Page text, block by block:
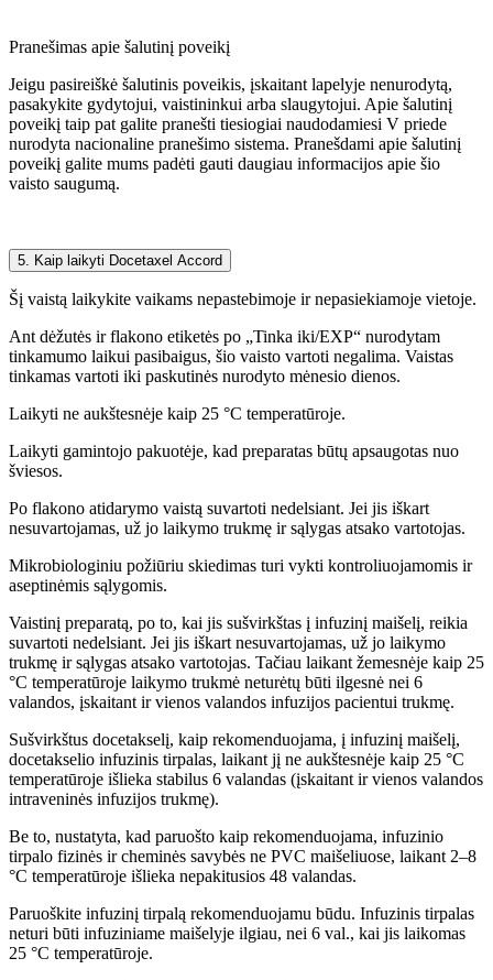
Pranešimas apie šalutinį poveikį
Jeigu pasireiškė šalutinis poveikis, įskaitant lapelyje nenurodytą,
pasakykite gydytojui, vaistininkui arba slaugytojui. Apie šalutinį
poveikį taip pat galite pranešti tiesiogiai naudodamiesi V priede
nurodyta nacionaline pranešimo sistema. Pranešdami apie šalutinį
poveikį galite mums padėti gauti daugiau informacijos apie šio
vaisto saugumą.
5. Kaip laikyti Docetaxel Accord
Šį vaistą laikykite vaikams nepastebimoje ir nepasiekiamoje vietoje.
Ant dėžutės ir flakono etiketės po „Tinka iki/EXP“ nurodytam
tinkamumo laikui pasibaigus, šio vaisto vartoti negalima. Vaistas
tinkamas vartoti iki paskutinės nurodyto mėnesio dienos.
Laikyti ne aukštesnėje kaip 25 °C temperatūroje.
Laikyti gamintojo pakuotėje, kad preparatas būtų apsaugotas nuo
šviesos.
Po flakono atidarymo vaistą suvartoti nedelsiant. Jei jis iškart
nesuvartojamas, už jo laikymo trukmę ir sąlygas atsako vartotojas.
Mikrobiologiniu požiūriu skiedimas turi vykti kontroliuojamomis ir
aseptinėmis sąlygomis.
Vaistinį preparatą, po to, kai jis sušvirkštas į infuzinį maišelį, reikia
suvartoti nedelsiant. Jei jis iškart nesuvartojamas, už jo laikymo
trukmę ir sąlygas atsako vartotojas. Tačiau laikant žemesnėje kaip 25
°C temperatūroje laikymo trukmė neturėtų būti ilgesnė nei 6
valandos, įskaitant ir vienos valandos infuzijos pacientui trukmę.
Sušvirkštus docetakselį, kaip rekomenduojama, į infuzinį maišelį,
docetakselio infuzinis tirpalas, laikant jį ne aukštesnėje kaip 25 °C
temperatūroje išlieka stabilus 6 valandas (įskaitant ir vienos valandos
intraveninės infuzijos trukmę).
Be to, nustatyta, kad paruošto kaip rekomenduojama, infuzinio
tirpalo fizinės ir cheminės savybės ne PVC maišeliuose, laikant 2–8
°C temperatūroje išlieka nepakitusios 48 valandas.
Paruoškite infuzinį tirpalą rekomenduojamu būdu. Infuzinis tirpalas
neturi būti infuziniame maišelyje ilgiau, nei 6 val., kai jis laikomas
25 °C temperatūroje.